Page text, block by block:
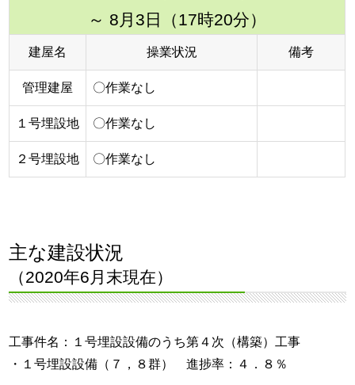
～ 8月3日（17時20分）
建屋名 操業状況 備考
管理建屋 〇作業なし
１号埋設地 〇作業なし
２号埋設地 〇作業なし
主な建設状況
（2020年6月末現在）
工事件名：１号埋設設備のうち第４次（構築）工事
・１号埋設設備（７，８群） 進捗率：４．８％